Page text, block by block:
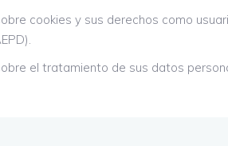
cookies y sus derechos como
el tratamiento de sus datos